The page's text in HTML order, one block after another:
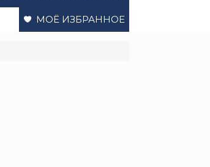
МОЁ ИЗБРАННОЕ